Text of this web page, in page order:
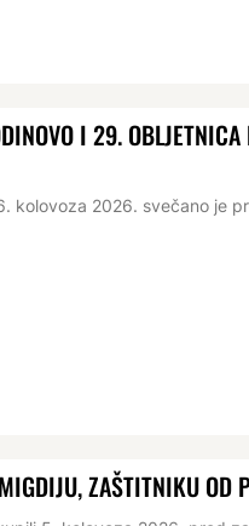
I 29.
kolovoza 2026. svečano je
ZAŠTITNIKU OD